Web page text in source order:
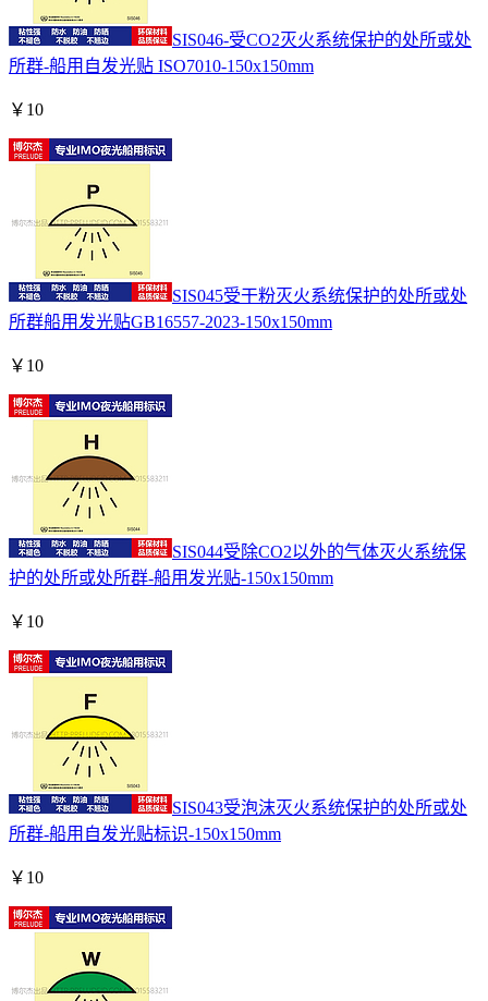
SIS046-受CO2灭火系统保护的处所或处
所群-船用自发光贴 ISO7010-150x150mm
￥ 10
SIS045受干粉灭火系统保护的处所或处
所群船用发光贴GB16557-2023-150x150mm
￥ 10
SIS044受除CO2以外的气体灭火系统保
护的处所或处所群-船用发光贴-150x150mm
￥ 10
SIS043受泡沫灭火系统保护的处所或处
所群-船用自发光贴标识-150x150mm
￥ 10